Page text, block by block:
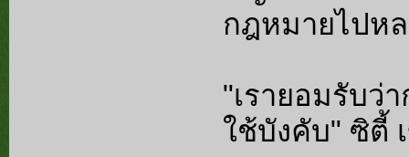
กฎหมายไปห
"เรายอมรับว่
ใช้บังคับ" ซิตี้